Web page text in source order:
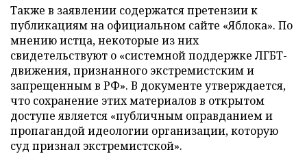
Также в заявлении содержатся претензии к
публикациям на официальном сайте «Яблока». По
мнению истца, некоторые из них
свидетельствуют о «системной поддержке ЛГБТ-
движения, признанного экстремистским и
запрещенным в РФ». В документе утверждается,
что сохранение этих материалов в открытом
доступе является «публичным оправданием и
пропагандой идеологии организации, которую
суд признал экстремистской».